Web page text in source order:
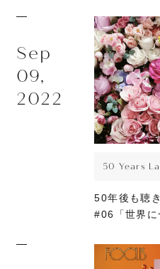
Sep
09,
2022
50 Years
50年後も聴
#06「世界に